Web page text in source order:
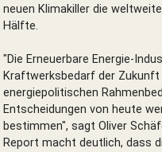
neuen Klimakiller die
Hälfte.
"Die Erneuerbare Energie-
Kraftwerksbedarf der Zukunft
energiepolitischen
Entscheidungen von heute
bestimmen", sagt Oliver
Report macht deutlich, dass